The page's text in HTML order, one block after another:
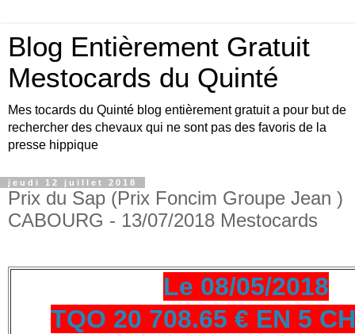
Blog Entièrement Gratuit
Mestocards du Quinté
Mes tocards du Quinté blog entièrement gratuit a pour but de
rechercher des chevaux qui ne sont pas des favoris de la
presse hippique
jeudi 12 juillet 2018
Prix du Sap (Prix Foncim Groupe Jean )
CABOURG - 13/07/2018 Mestocards
Le 08/05/2018
TQO 20 708.65 € EN 5